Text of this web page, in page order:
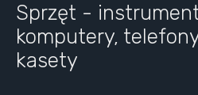
Sprzęt -
komputery,
kasety